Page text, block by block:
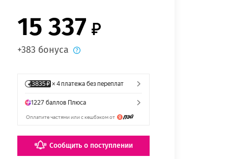
15 337
+383 бонуса
Сообщить о поступлении